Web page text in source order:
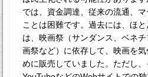
では、資金調達、従来の流通、
ことは困難です。過去には、ほ
は、映画祭（サンダンス、ベネ
画祭など）に依存して、映画を
めに販売していました。ただし、